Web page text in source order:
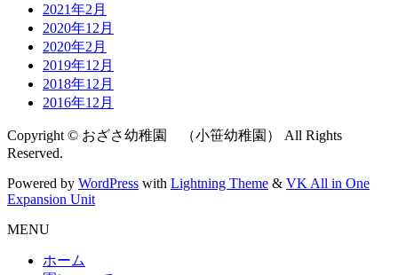
2021年2月
2020年12月
2020年2月
2019年12月
2018年12月
2016年12月
Copyright © おざさ幼稚園 （小笹幼稚園） All Rights
Reserved.
Powered by WordPress with Lightning Theme & VK All in One
Expansion Unit
MENU
ホーム